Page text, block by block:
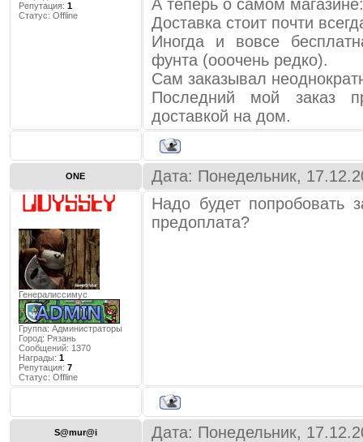
Репутация: 1
Статус: Offline
А теперь о самом магазине:
Доставка стоит почти
Иногда и вовсе
фунта (ооочень редко).
Сам заказывал
Последний мой заказ
доставкой на дом.
ONE Дата: Понедельник,
Генералиссимус
Группа: Администраторы
Город: Рязань
Сообщений: 1370
Награды: 1
Репутация: 7
Статус: Offline
Надо будет попробовать
предоплата?
S@mur@i Дата: Понедельник,